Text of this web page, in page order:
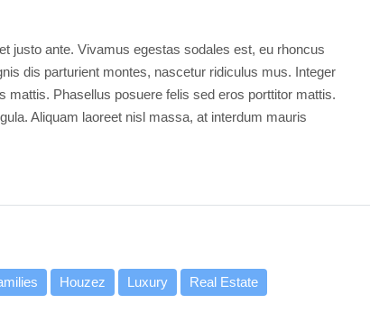
justo ante. Vivamus egestas sodales est, eu rhoncus
dis parturient montes, nascetur ridiculus mus. Integer
Phasellus posuere felis sed eros porttitor mattis.
Aliquam laoreet nisl massa, at interdum mauris
Houzez Luxury Real Estate